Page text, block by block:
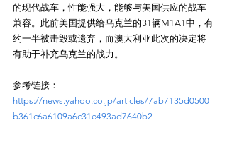
的现代战车，性能强大，能够与美国供应的战车
兼容。此前美国提供给乌克兰的31辆M1A1中，有
约一半被击毁或遗弃，而澳大利亚此次的决定将
参考链接：
https://news.yahoo.co.jp/articles/7ab7135d0500
b361c6a6109a6c31e493ad7640b2